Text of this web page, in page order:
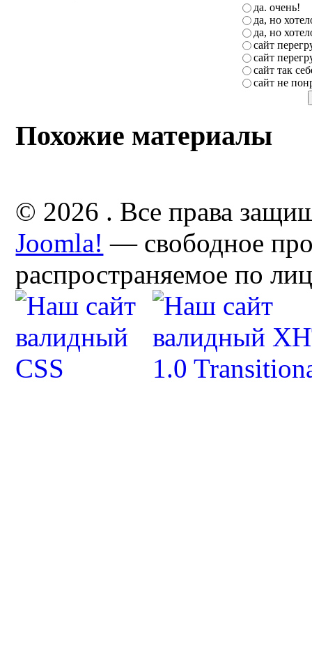
да. очень!
да, но
да, но
сайт
сайт
сайт так
сайт не
Похожие материалы
© 2026 . Все права
Joomla! — свободное
распространяемое по